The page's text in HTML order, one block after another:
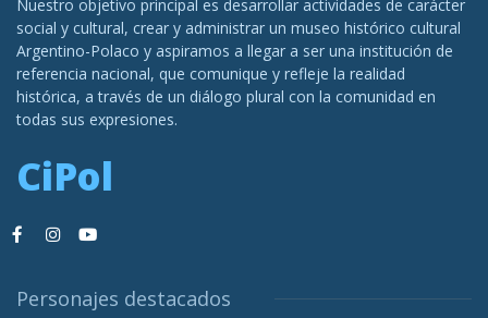
Nuestro objetivo principal es desarrollar actividades de carácter
social y cultural, crear y administrar un museo histórico cultural
Argentino-Polaco y aspiramos a llegar a ser una institución de
referencia nacional, que comunique y refleje la realidad
histórica, a través de un diálogo plural con la comunidad en
todas sus expresiones.
CiPol
Personajes destacados